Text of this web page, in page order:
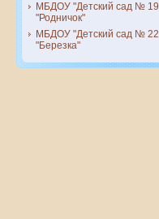
МБДОУ "Детский сад № 19
"Родничок"
МБДОУ "Детский сад № 22
"Березка"